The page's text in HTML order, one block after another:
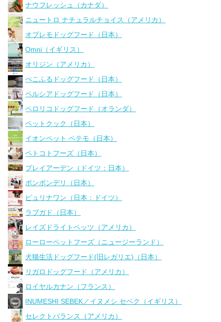
ナウフレッシュ（カナダ）
ニュートロ ナチュラルチョイス（アメリカ）
オブレモドッグフード（日本）
Omni（イギリス）
オリジン（アメリカ）
ぺこふるドッグフード（日本）
ペルシアドッグフード（日本）
ペロリコドッグフード（オランダ）
ペットクック（日本）
イオンペット ペテモ（日本）
ペトコトフーズ（日本）
プレイアーデン（ドイツ：日本）
ポンポンデリ（日本）
ピュリナワン（日本：ドイツ）
ラブガド（日本）
レイズドライトペッツ（アメリカ）
ローローペットフーズ（ニュージーランド）
犬猫生活ドッグフード(旧レガリエ)（日本）
リガロドッグフード（アメリカ）
ロイヤルカナン（フランス）
INUMESHI SEBEK／イヌメシ セベク（イギリス）
セレクトバランス（アメリカ）